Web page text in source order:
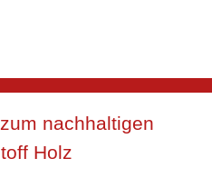
und der zuverlässigen
und schafft individuelle
den nachhaltigen Werkstoff
nachhaltigen
Holz